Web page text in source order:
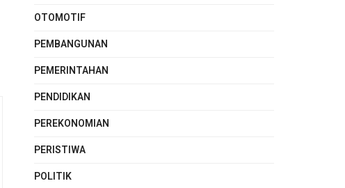
OTOMOTIF
PEMBANGUNAN
PEMERINTAHAN
PENDIDIKAN
PEREKONOMIAN
PERISTIWA
POLITIK